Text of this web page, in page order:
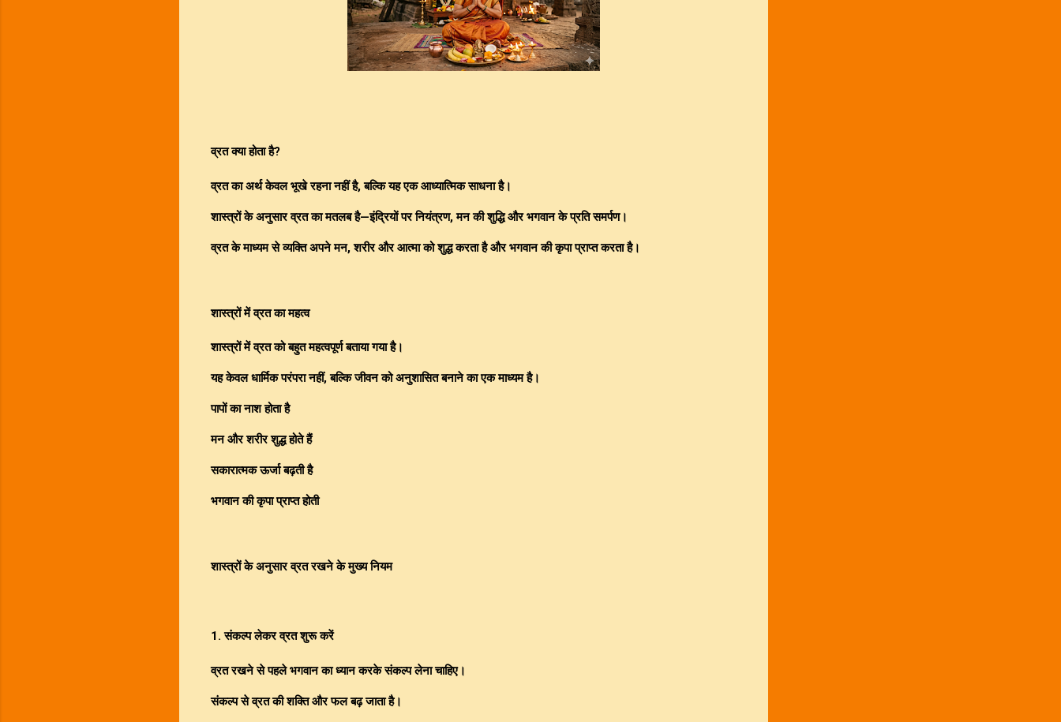
व्रत क्या होता है?
व्रत का अर्थ केवल भूखे रहना नहीं है, बल्कि यह एक आध्यात्मिक साधना है।
शास्त्रों के अनुसार व्रत का मतलब है—इंद्रियों पर नियंत्रण, मन की शुद्धि और भगवान के प्रति समर्पण।
व्रत के माध्यम से व्यक्ति अपने मन, शरीर और आत्मा को शुद्ध करता है और भगवान की कृपा प्राप्त करता है।
शास्त्रों में व्रत का महत्व
शास्त्रों में व्रत को बहुत महत्वपूर्ण बताया गया है।
यह केवल धार्मिक परंपरा नहीं, बल्कि जीवन को अनुशासित बनाने का एक माध्यम है।
पापों का नाश होता है
मन और शरीर शुद्ध होते हैं
सकारात्मक ऊर्जा बढ़ती है
भगवान की कृपा प्राप्त होती
शास्त्रों के अनुसार व्रत रखने के मुख्य नियम
1. संकल्प लेकर व्रत शुरू करें
व्रत रखने से पहले भगवान का ध्यान करके संकल्प लेना चाहिए।
संकल्प से व्रत की शक्ति और फल बढ़ जाता है।